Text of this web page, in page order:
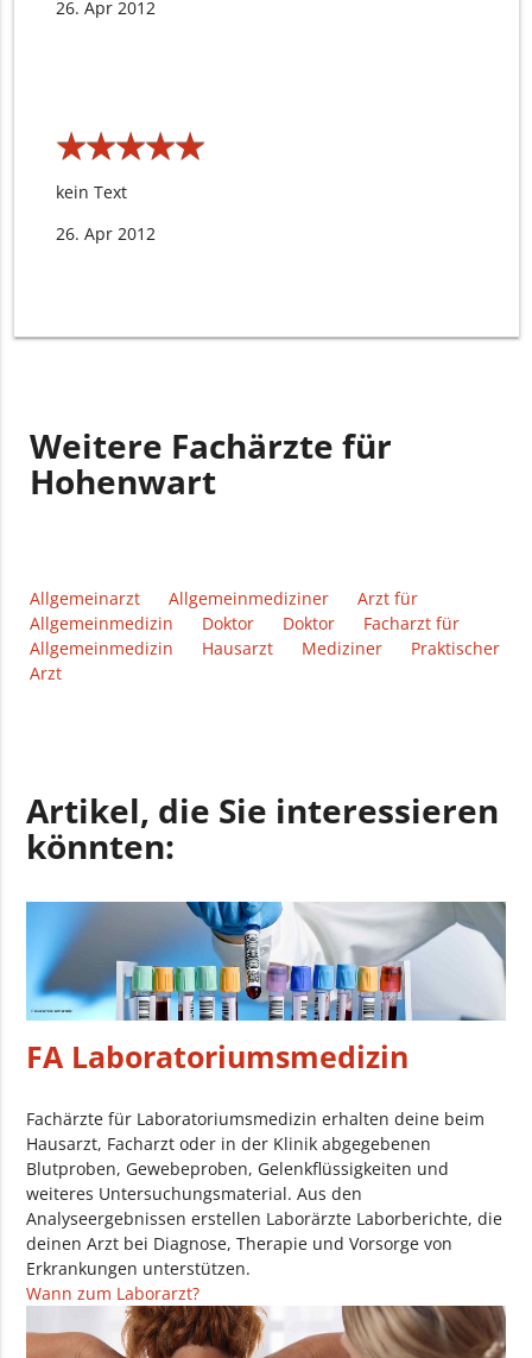
26. Apr 2012
★★★★★
★★★★★
kein Text
26. Apr 2012
Weitere Fachärzte für
Hohenwart
Allgemeinarzt Allgemeinmediziner
Arzt für
Allgemeinmedizin
Doktor Doktor
Facharzt für
Allgemeinmedizin
Hausarzt Mediziner
Praktischer
Arzt
Artikel, die Sie interessieren
könnten:
FA Laboratoriumsmedizin
Fachärzte für Laboratoriumsmedizin erhalten deine beim
Hausarzt, Facharzt oder in der Klinik abgegebenen
Blutproben, Gewebeproben, Gelenkflüssigkeiten und
weiteres Untersuchungsmaterial. Aus den
Analyseergebnissen erstellen Laborärzte Laborberichte, die
deinen Arzt bei Diagnose, Therapie und Vorsorge von
Erkrankungen unterstützen.
Wann zum Laborarzt?